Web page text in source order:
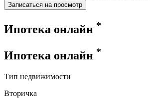
Записаться на просмотр
Ипотека онлайн *
Ипотека онлайн *
Тип недвижимости
Вторичка